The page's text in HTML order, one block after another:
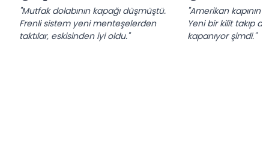
"Mutfak dolabının kapağı düşmüştü.
Frenli sistem yeni menteşelerden
taktılar, eskisinden iyi oldu."
"Amerikan kapının
Yeni bir kilit takıp
kapanıyor şimdi."